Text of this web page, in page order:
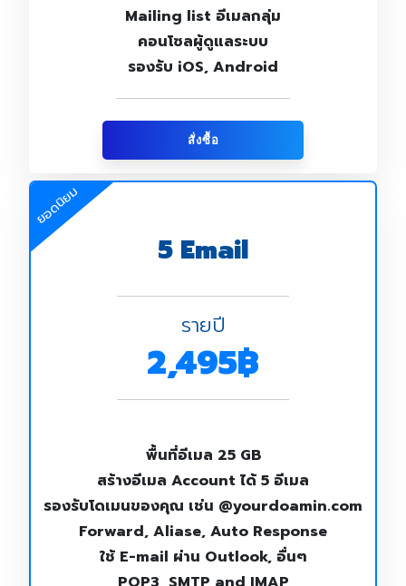
Mailing list อีเมลกลุ่ม
คอนโซลผู้ดูแลระบบ
รองรับ iOS, Android
สั่งซื้อ
ยอดนิยม
5 Email
รายปี
2,495฿
พื้นที่อีเมล 25 GB
สร้างอีเมล Account ได้ 5 อีเมล
รองรับโดเมนของคุณ เช่น @yourdoamin.com
Forward, Aliase, Auto Response
ใช้ E-mail ผ่าน Outlook, อื่นๆ